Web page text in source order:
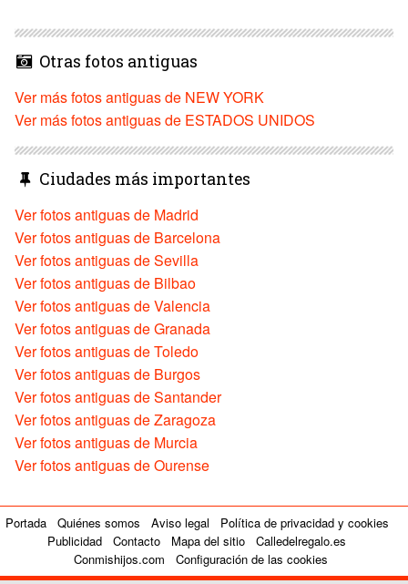
Otras fotos antiguas
Ver más fotos antiguas de NEW YORK
Ver más fotos antiguas de ESTADOS UNIDOS
Ciudades más importantes
Ver fotos antiguas de Madrid
Ver fotos antiguas de Barcelona
Ver fotos antiguas de Sevilla
Ver fotos antiguas de Bilbao
Ver fotos antiguas de Valencia
Ver fotos antiguas de Granada
Ver fotos antiguas de Toledo
Ver fotos antiguas de Burgos
Ver fotos antiguas de Santander
Ver fotos antiguas de Zaragoza
Ver fotos antiguas de Murcia
Ver fotos antiguas de Ourense
Portada Quiénes somos Aviso legal
Política de privacidad y cookies
Publicidad
Contacto Mapa del sitio
Calledelregalo.es
Conmishijos.com
Configuración de las cookies